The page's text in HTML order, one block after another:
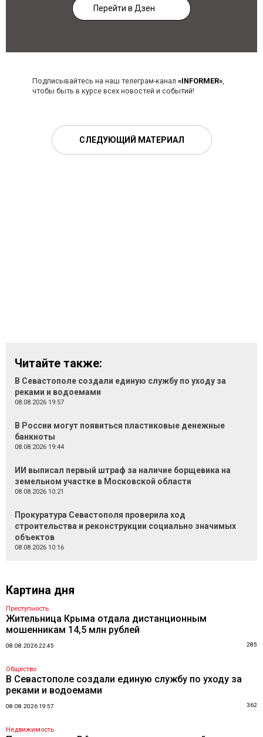
Перейти в Дзен
Подписывайтесь на наш телеграм-канал «INFORMER»,
чтобы быть в курсе всех новостей и событий!
СЛЕДУЮЩИЙ МАТЕРИАЛ
Читайте также:
В Севастополе создали единую службу по уходу за
реками и водоемами
08.08.2026 19:57
В России могут появиться пластиковые денежные
банкноты
08.08.2026 19:44
ИИ выписал первый штраф за наличие борщевика на
земельном участке в Московской области
08.08.2026 10:21
Прокуратура Севастополя проверила ход
строительства и реконструкции социально значимых
объектов
08.08.2026 10:16
Картина дня
Преступность
Жительница Крыма отдала дистанционным
мошенникам 14,5 млн рублей
08.08.2026 22:45 285
Общество
В Севастополе создали единую службу по уходу за
реками и водоемами
08.08.2026 19:57 362
Недвижимость